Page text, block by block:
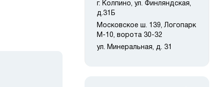
г. Колпино, ул. Финляндская,
д.31Б
Московское ш. 139, Логопарк
М-10, ворота 30-32
ул. Минеральная, д. 31